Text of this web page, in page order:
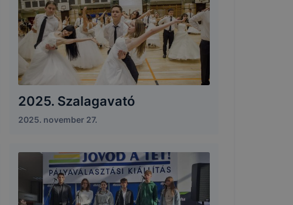
2025. Szalagavató
2025. november 27.